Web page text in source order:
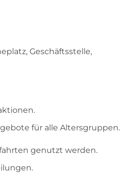
Geschäftsstelle,
für alle Altersgruppen.
genutzt werden.